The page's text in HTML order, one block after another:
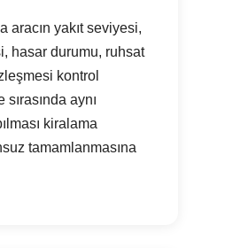
aracın yakıt seviyesi,
hasar durumu, ruhsat
kontrol
aynı
kiralama
tamamlanmasına